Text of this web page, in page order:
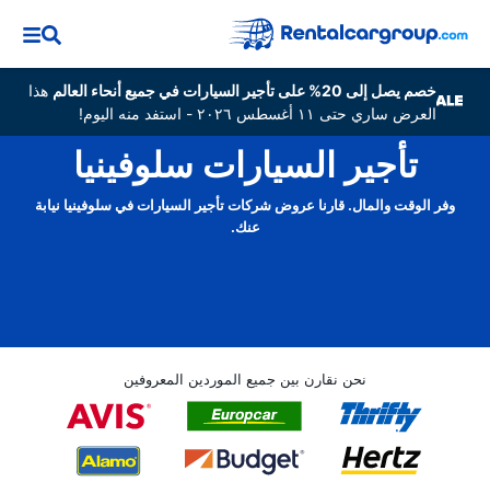
خصم يصل إلى 20% على تأجير السيارات في جميع أنحاء العالم
هذا
العرض ساري حتى ١١ أغسطس ٢٠٢٦ - استفد منه اليوم!
تأجير السيارات سلوفينيا
وفر الوقت والمال. قارنا عروض شركات تأجير السيارات في سلوفينيا نيابة
عنك.
نحن نقارن بين جميع الموردين المعروفين